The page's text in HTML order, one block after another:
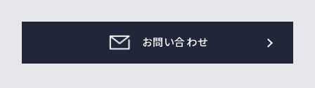
webカタログ
お問い合わせ